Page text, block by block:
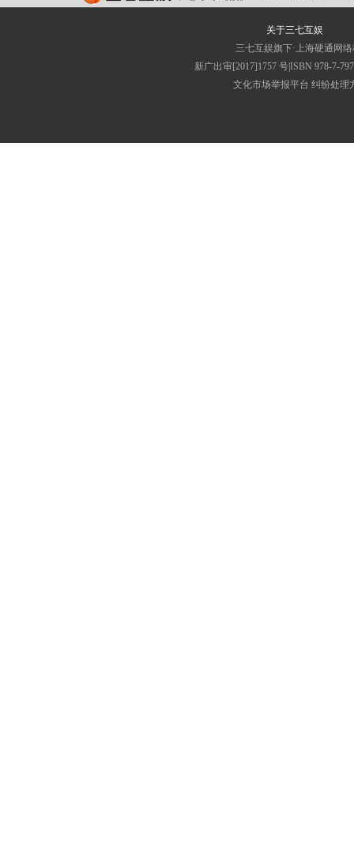
关于三七互娱
三七互娱旗下·上海硬通网
新广出审[2017]1757 号|ISBN 978-7-
文化市场举报平台 纠纷处理